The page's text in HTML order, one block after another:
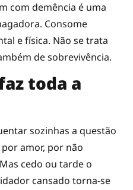
com demência é uma
Consome
e física. Não se trata
de sobrevivência.
toda a
sozinhas a questão
amor, por não
cedo ou tarde o
cansado torna-se